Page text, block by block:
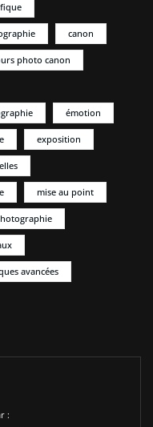
canon
photo canon
émotion
exposition
mise au point
avancées
: